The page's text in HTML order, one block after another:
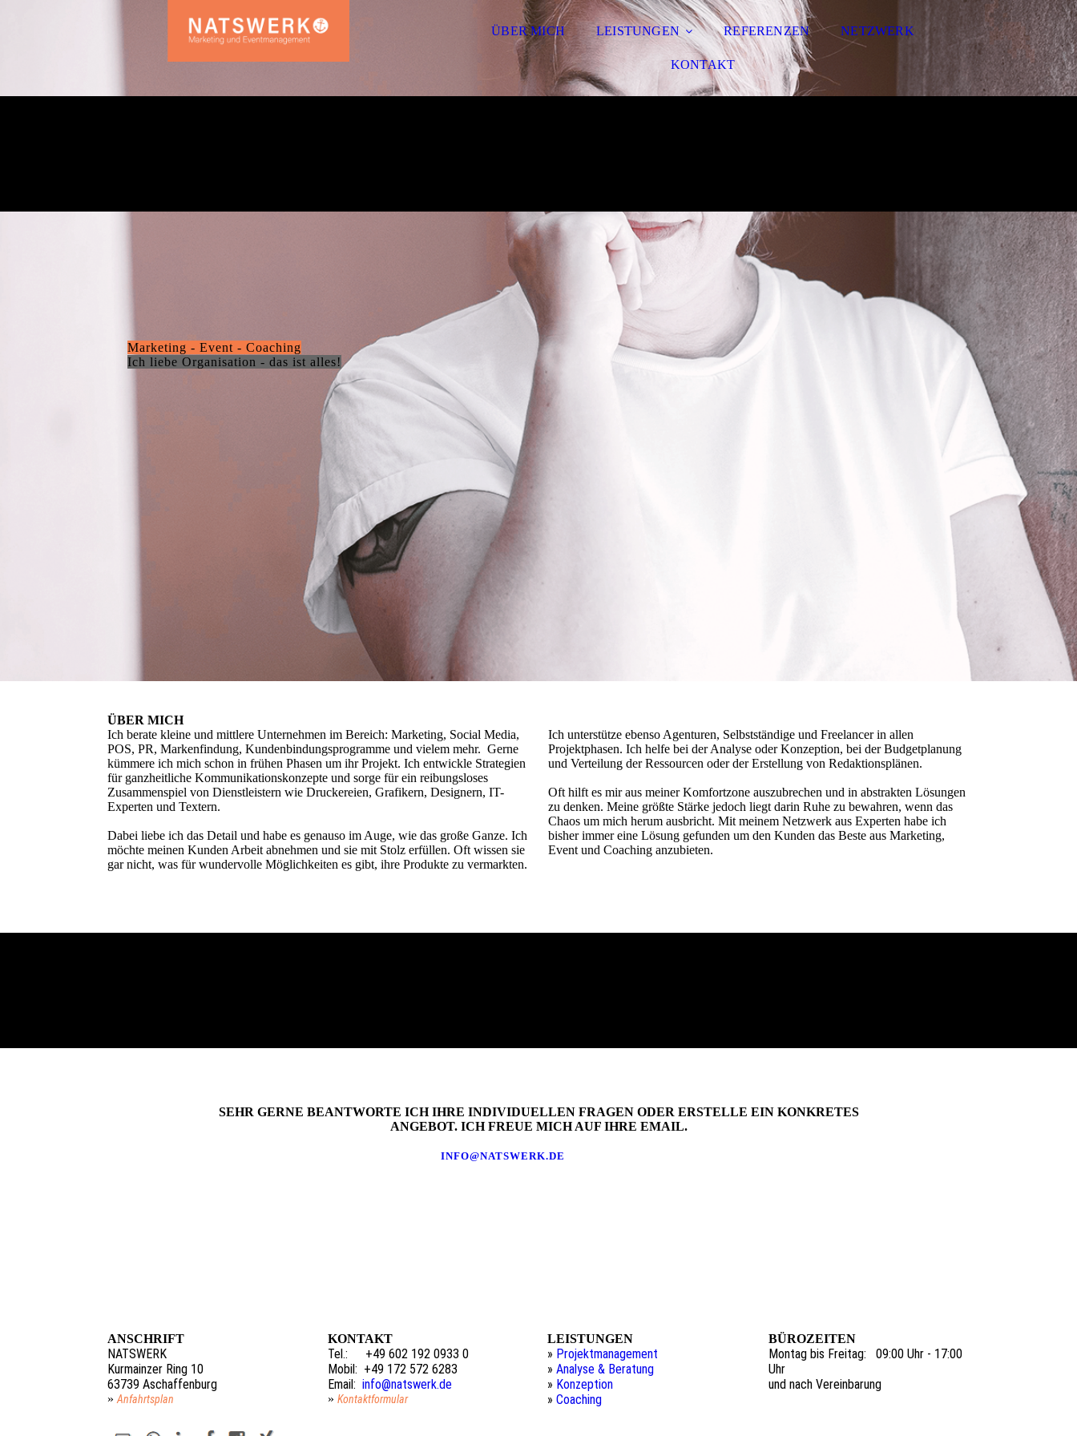
ÜBER MICH LEISTUNGEN REFERENZEN NETZWERK
KONTAKT
Marketing - Event - Coaching
Ich liebe Organisation - das ist alles!
ÜBER MICH
Ich berate kleine und mittlere Unternehmen im Bereich: Marketing, Social Media,
POS, PR, Markenfindung, Kundenbindungsprogramme und vielem mehr. Gerne
kümmere ich mich schon in frühen Phasen um ihr Projekt. Ich entwickle Strategien
für ganzheitliche Kommunikations­konzepte und sorge für ein reibungsloses
Zusammenspiel von Dienstleistern wie Druckereien, Grafikern, Designern, IT-
Experten und Textern.
Dabei liebe ich das Detail und habe es genauso im Auge, wie das große Ganze. Ich
möchte meinen Kunden Arbeit abnehmen und sie mit Stolz erfüllen. Oft wissen sie
gar nicht, was für wundervolle Möglichkeiten es gibt, ihre Produkte zu vermarkten.
Ich unterstütze ebenso Agenturen, Selbstständige und Freelancer in allen
Projektphasen. Ich helfe bei der Analyse oder Konzeption, bei der Budgetplanung
und Verteilung der Ressourcen oder der Erstellung von Redaktionsplänen.
Oft hilft es mir aus meiner Komfortzone auszubrechen und in abstrakten Lösungen
zu denken. Meine größte Stärke jedoch liegt darin Ruhe zu bewahren, wenn das
Chaos um mich herum ausbricht. Mit meinem Netzwerk aus Experten habe ich
bisher immer eine Lösung gefunden um den Kunden das Beste aus Marketing,
Event und Coaching anzubieten.
SEHR GERNE BEANTWORTE ICH IHRE INDIVIDUELLEN FRAGEN ODER ERSTELLE EIN KONKRETES
ANGEBOT. ICH FREUE MICH AUF IHRE EMAIL.
INFO@NATSWERK.DE
ANSCHRIFT
NATSWERK
Kurmainzer Ring 10
63739 Aschaffenburg
»Anfahrtsplan
KONTAKT
Tel.:
+49 602 192 0933 0
Mobil: +49 172 572 6283
Email:info@natswerk.de
»Kontaktformular
LEISTUNGEN
» Projektmanagement
»Analyse & Beratung
» Konzeption
»Coaching
BÜROZEITEN
Montag bis Freitag: 09:00 Uhr - 17:00
Uhr
und nach Vereinbarung